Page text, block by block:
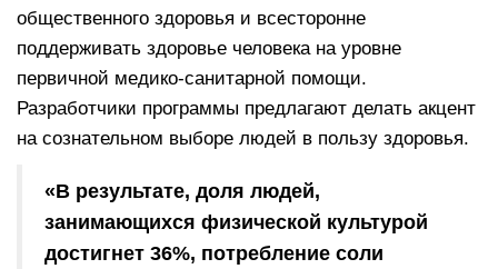
общественного здоровья и всесторонне
поддерживать здоровье человека на уровне
первичной медико-санитарной помощи.
Разработчики программы предлагают делать акцент
на сознательном выборе людей в пользу здоровья.
«В результате, доля людей,
занимающихся физической культурой
достигнет 36%, потребление соли